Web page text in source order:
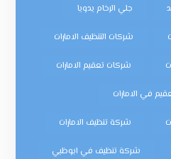
جلي الرخام يدويا
شركات التنظيف الامارات
شركات تعقيم الامارات
في الامارات
شركة تنظيف الامارات
شركة تنظيف في ابوظبي